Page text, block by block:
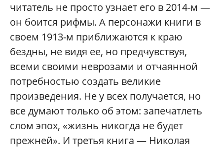
читатель не просто узнает его в 2014-м —
он боится рифмы. А персонажи книги в
своем 1913-м приближаются к краю
бездны, не видя ее, но предчувствуя,
всеми своими неврозами и отчаянной
потребностью создать великие
произведения. Не у всех получается, но
все думают только об этом: запечатлеть
слом эпох, «жизнь никогда не будет
прежней». И третья книга — Николая